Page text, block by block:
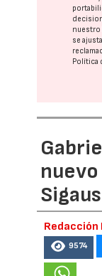
nuestro
se
Política
9574